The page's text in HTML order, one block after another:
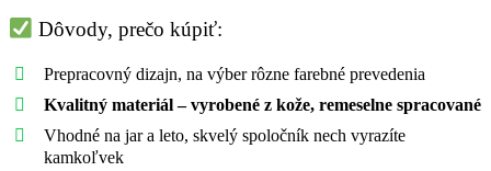
Dôvody, prečo kúpiť:
Prepracovný dizajn, na výber rôzne farebné prevedenia
Kvalitný materiál – vyrobené z kože, remeselne spracované
Vhodné na jar a leto, skvelý spoločník nech vyrazíte
kamkoľvek